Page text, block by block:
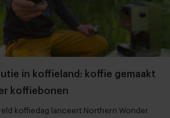
in koffieland: koffie gemaakt
koffiebonen
koffiedag lanceert Northern Wonder